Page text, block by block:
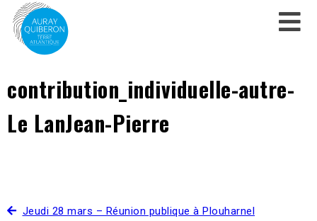
contribution_individuelle-autre-
Le LanJean-Pierre
Jeudi 28 mars – Réunion publique à Plouharnel